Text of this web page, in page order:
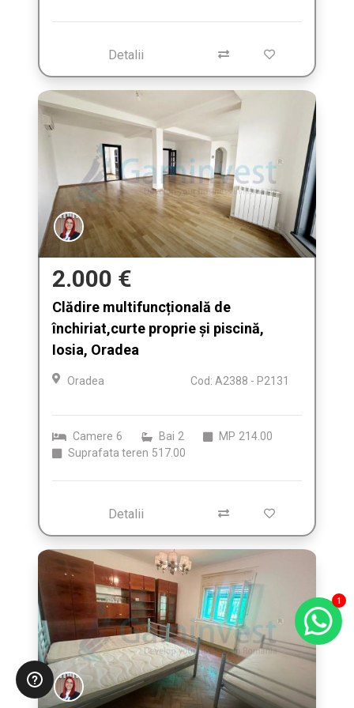
1
Detalii
2.000 €
Clădire multifuncțională de
închiriat,curte proprie și piscină,
Iosia, Oradea
Oradea Cod: A2388 - P2131
Camere 6 Bai 2 MP 214.00
Suprafata teren 517.00
Detalii